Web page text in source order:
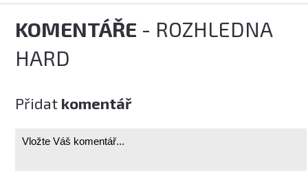
KOMENTÁŘE - ROZHLEDNA
HARD
Přidat komentář